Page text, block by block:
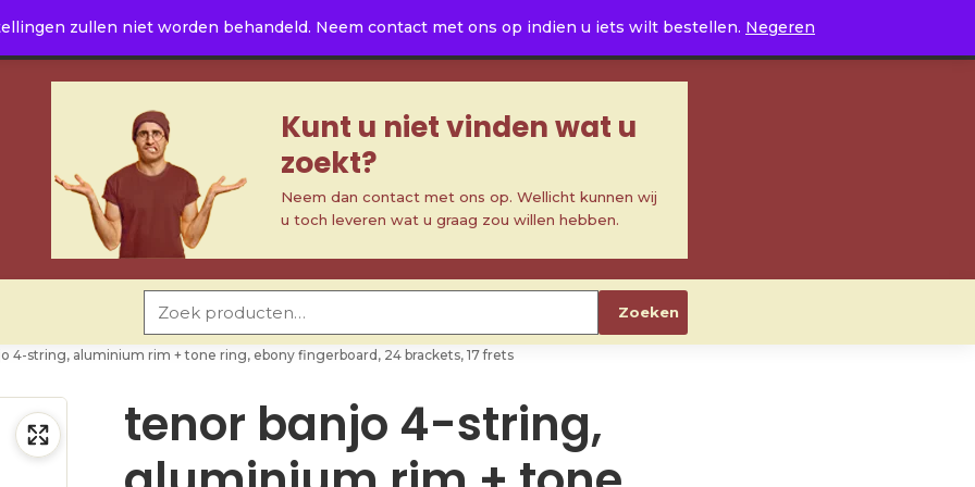
zullen niet worden behandeld. Neem contact met ons op indien u iets wilt bestellen. Negeren
Kunt u niet vinden wat u
zoekt?
Neem dan contact met ons op. Wellicht kunnen wij
u toch leveren wat u graag zou willen hebben.
Zoeken
4-string, aluminium rim + tone ring, ebony fingerboard, 24 brackets, 17 frets
tenor banjo 4-string,